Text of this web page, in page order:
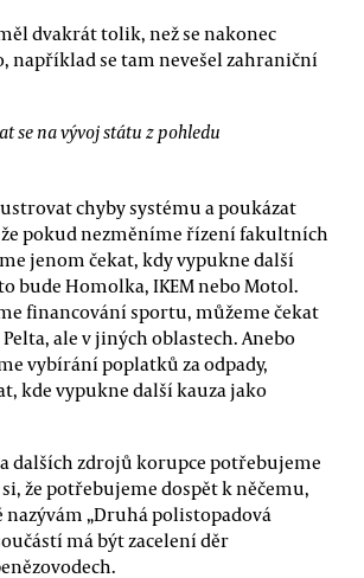
dvakrát tolik, než se nakonec
například se tam nevešel zahraniční
se na vývoj státu z pohledu
chyby systému a poukázat
pokud nezměníme řízení fakultních
jenom čekat, kdy vypukne další
bude Homolka, IKEM nebo Motol.
financování sportu, můžeme čekat
ale v jiných oblastech. Anebo
vybírání poplatků za odpady,
kde vypukne další kauza jako
dalších zdrojů korupce potřebujeme
že potřebujeme dospět k něčemu,
nazývám „Druhá polistopadová
má být zacelení děr